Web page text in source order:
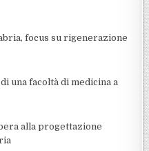
focus su rigenerazione
una facoltà di medicina a
alla progettazione